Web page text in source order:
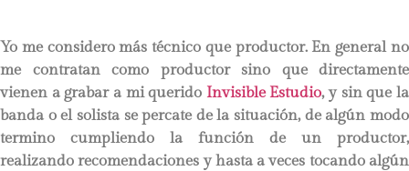
Yo me considero más técnico que productor. En general no
me contratan como productor sino que directamente
vienen a grabar a mi querido Invisible Estudio, y sin que la
banda o el solista se percate de la situación, de algún modo
termino cumpliendo la función de un productor,
realizando recomendaciones y hasta a veces tocando algún